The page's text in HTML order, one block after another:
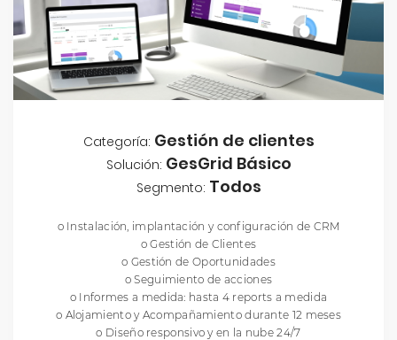
Categoría: Gestión de clientes
Solución: GesGrid Básico
Segmento: Todos
o Instalación, implantación y configuración de CRM
o Gestión de Clientes
o Gestión de Oportunidades
o Seguimiento de acciones
o Informes a medida: hasta 4 reports a medida
o Alojamiento y Acompañamiento durante 12 meses
o Diseño responsivo y en la nube 24/7